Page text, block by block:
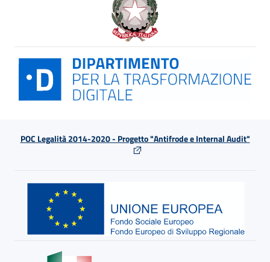
POC Legalità 2014-2020 - Progetto "Antifrode e Internal Audit"